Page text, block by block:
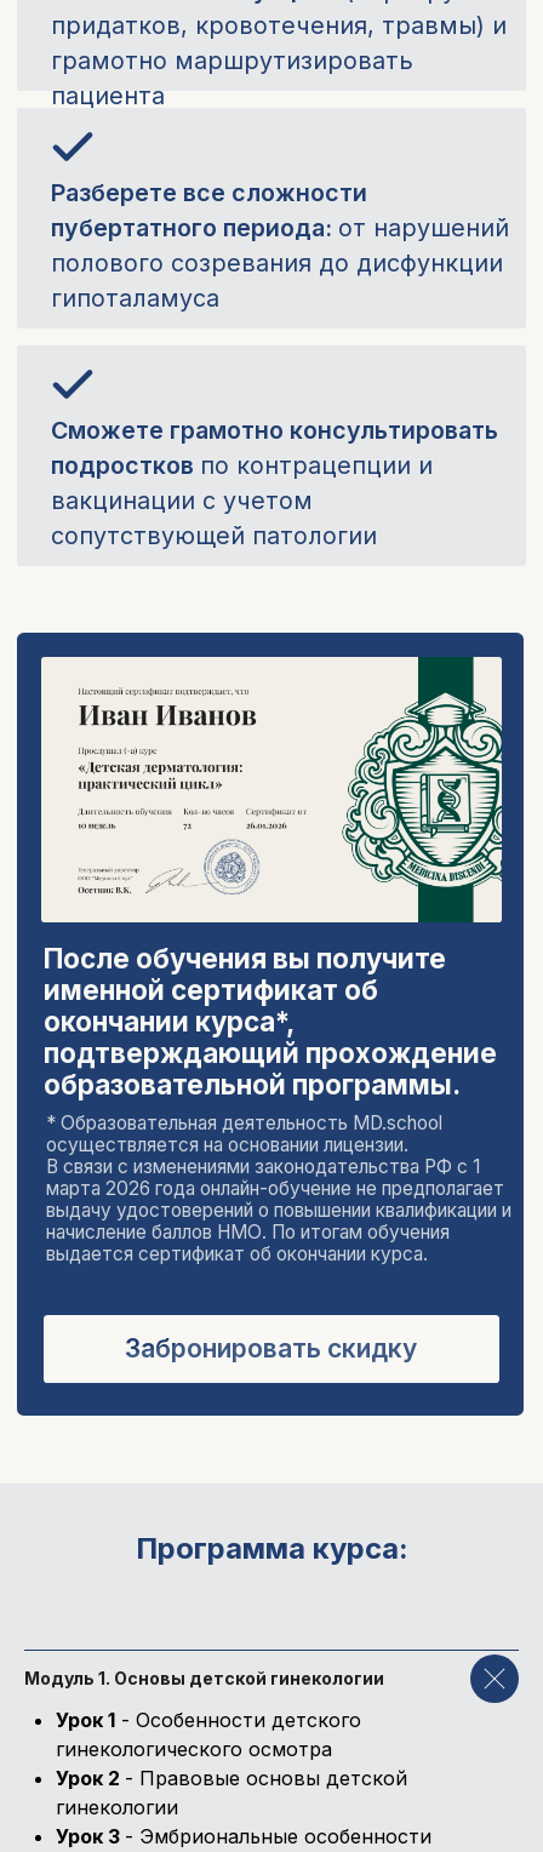
Программа курса:
Модуль 1. Основы детской гинекологии
Урок 1 - Особенности детского
гинекологического осмотра
Урок 2 - Правовые основы детской
гинекологии
Урок 3 - Эмбриональные особенности
Курс «Детская и
подростковая
гинекология» это:
удобная платформа, чатс коллегами
и лектором для общения
именной сертификат об окончании курса и
курс «Эндокринология здорового
человека» стоимостью 9900₽— в
подарок!
7 подробных модулей
и подростковой гинекологии
четкие алгоритмы ведения пациенток
и доказательный подход